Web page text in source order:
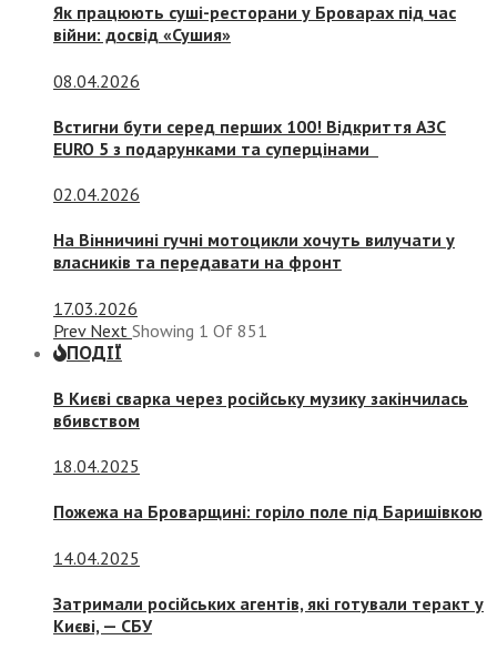
Як працюють суші-ресторани у Броварах під час
війни: досвід «Сушия»
08.04.2026
Встигни бути серед перших 100! Відкриття АЗС
EURO 5 з подарунками та суперцінами
02.04.2026
На Вінничині гучні мотоцикли хочуть вилучати у
власників та передавати на фронт
17.03.2026
Prev Next Showing 1 Of 851
ПОДІЇ
В Києві сварка через російську музику закінчилась
вбивством
18.04.2025
Пожежа на Броварщині: горіло поле під Баришівкою
14.04.2025
Затримали російських агентів, які готували теракт у
Києві, — СБУ